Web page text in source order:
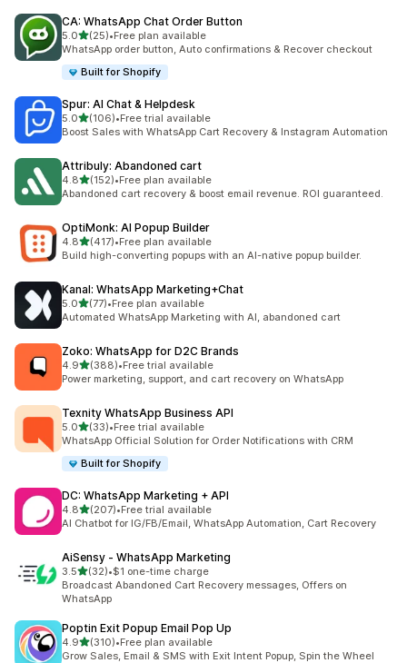
CA: WhatsApp Chat Order Button
5.05つ星中
(25)
合計レビュー数：25件
•Free plan available
WhatsApp order button, Auto confirmations & Recover checkout
Built for Shopify
Spur: AI Chat & Helpdesk
5.05つ星中
(106)
合計レビュー数：106件
•Free trial available
Boost Sales with WhatsApp Cart Recovery & Instagram Automation
Attribuly: Abandoned cart
4.85つ星中
(152)
合計レビュー数：152件
•Free plan available
Abandoned cart recovery & boost email revenue. ROI guaranteed.
OptiMonk: AI Popup Builder
4.85つ星中
(417)
合計レビュー数：417件
•Free plan available
Build high-converting popups with an AI-native popup builder.
Kanal: WhatsApp Marketing+Chat
5.05つ星中
(77)
合計レビュー数：77件
•Free plan available
Automated WhatsApp Marketing with AI, abandoned cart
Zoko: WhatsApp for D2C Brands
4.95つ星中
(388)
合計レビュー数：388件
•Free trial available
Power marketing, support, and cart recovery on WhatsApp
Texnity WhatsApp Business API
5.05つ星中
(33)
合計レビュー数：33件
•Free trial available
WhatsApp Official Solution for Order Notifications with CRM
Built for Shopify
DC: WhatsApp Marketing + API
4.85つ星中
(207)
合計レビュー数：207件
•Free trial available
AI Chatbot for IG/FB/Email, WhatsApp Automation, Cart Recovery
AiSensy ‑ WhatsApp Marketing
3.55つ星中
(32)
合計レビュー数：32件
•$1 one-time charge
Broadcast Abandoned Cart Recovery messages, Offers on
WhatsApp
Poptin Exit Popup Email Pop Up
4.95つ星中
(310)
合計レビュー数：310件
•Free plan available
Grow Sales, Email & SMS with Exit Intent Popup, Spin the Wheel